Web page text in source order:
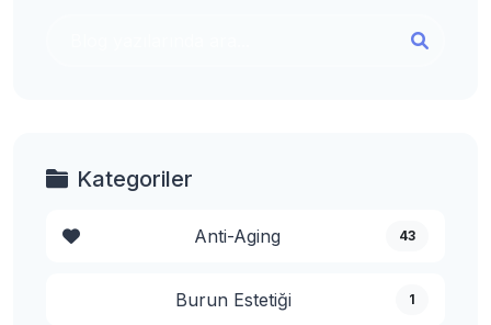
Kategoriler
Anti-Aging 43
Burun Estetiği 1